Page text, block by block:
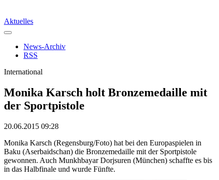
Aktuelles
News-Archiv
RSS
International
Monika Karsch holt Bronzemedaille mit
der Sportpistole
20.06.2015 09:28
Monika Karsch (Regensburg/Foto) hat bei den Europaspielen in
Baku (Aserbaidschan) die Bronzemedaille mit der Sportpistole
gewonnen. Auch Munkhbayar Dorjsuren (München) schaffte es bis
in das Halbfinale und wurde Fünfte.